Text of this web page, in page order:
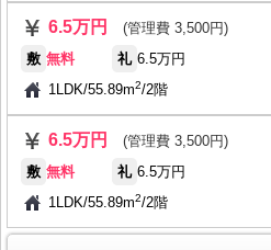
6.5万円
(管理費 3,500円)
敷 無料 礼 6.5万円
1LDK/55.89m2/2階
6.5万円
(管理費 3,500円)
敷 無料 礼 6.5万円
1LDK/55.89m2/2階